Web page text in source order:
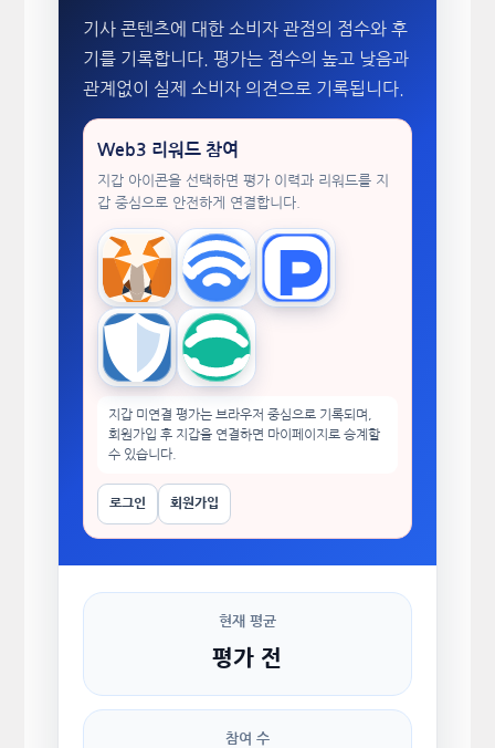
기사 콘텐츠에 대한 소비자 관점의 점수와 후
기를 기록합니다. 평가는 점수의 높고 낮음과
관계없이 실제 소비자 의견으로 기록됩니다.
Web3 리워드 참여
지갑 아이콘을 선택하면 평가 이력과 리워드를 지
갑 중심으로 안전하게 연결합니다.
MetaMask WalletConnectTokenPocket
Trust Wallet imToken
지갑 미연결 평가는 브라우저 중심으로 기록되며,
회원가입 후 지갑을 연결하면 마이페이지로 승계할
수 있습니다.
로그인 회원가입
현재 평균
평가 전
참여 수